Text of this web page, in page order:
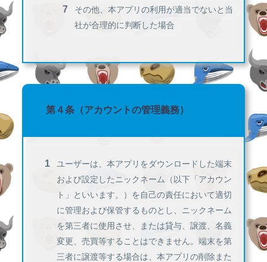
その他、本アプリの利用が適当でないと当
社が合理的に判断した場合
第４条（アカウントの管理義務）
ユーザーは、本アプリをダウンロードした端末
および設定したニックネーム（以下「アカウン
ト」といいます。）を自己の責任において適切
に管理および保管するものとし、ニックネーム
を第三者に使用させ、または貸与、譲渡、名義
変更、売買等することはできません。端末を第
三者に譲渡等する場合は、本アプリの削除また